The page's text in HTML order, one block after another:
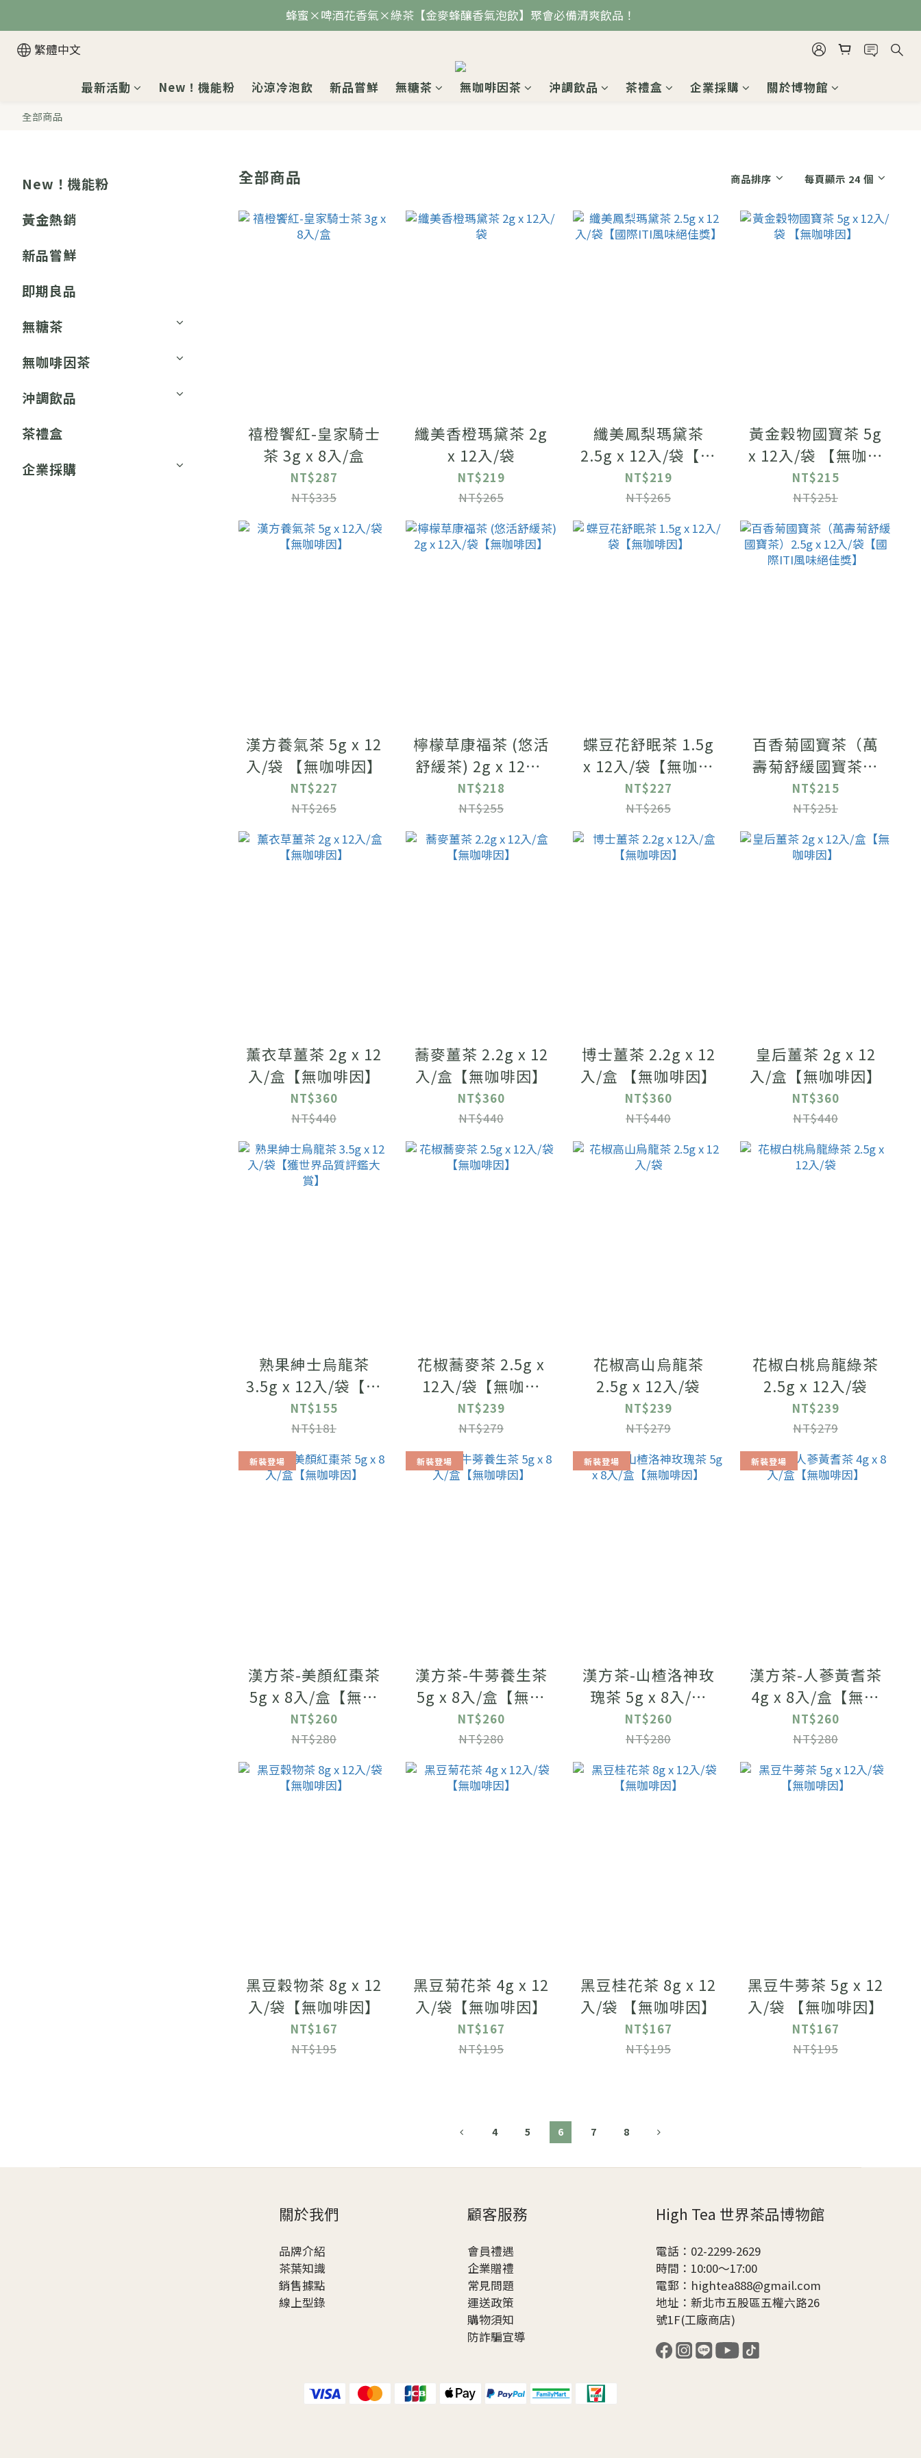
蜂蜜×啤酒花香氣×綠茶【金麥蜂釀香氣泡飲】聚會必備清爽飲品！
繁體中文
最新活動 New！機能粉 沁涼冷泡飲 新品嘗鮮 無糖茶 無咖啡因茶 沖調飲品 茶禮盒 企業採購 關於博物館
全部商品
New！機能粉
黃金熱銷
新品嘗鮮
即期良品
無糖茶
無咖啡因茶
沖調飲品
茶禮盒
企業採購
全部商品 商品排序 每頁顯示 24 個
禧橙饗紅-皇家騎士
茶 3g x 8入/盒
NT$287
NT$335
纖美香橙瑪黛茶 2g
x 12入/袋
NT$219
NT$265
纖美鳳梨瑪黛茶
2.5g x 12入/袋【國
際ITI風味絕佳獎】
NT$219
NT$265
黃金穀物國寶茶 5g
x 12入/袋 【無咖啡
因】
NT$215
NT$251
漢方養氣茶 5g x 12
入/袋 【無咖啡因】
NT$227
NT$265
檸檬草康福茶 (悠活
舒緩茶) 2g x 12入/
袋【無咖啡因】
NT$218
NT$255
蝶豆花舒眠茶 1.5g
x 12入/袋【無咖啡
因】
NT$227
NT$265
百香菊國寶茶（萬
壽菊舒緩國寶茶）
2.5g x 12入/袋【國
際ITI風味絕佳獎】
NT$215
NT$251
薰衣草薑茶 2g x 12
入/盒【無咖啡因】
NT$360
NT$440
蕎麥薑茶 2.2g x 12
入/盒【無咖啡因】
NT$360
NT$440
博士薑茶 2.2g x 12
入/盒 【無咖啡因】
NT$360
NT$440
皇后薑茶 2g x 12
入/盒【無咖啡因】
NT$360
NT$440
熟果紳士烏龍茶
3.5g x 12入/袋【獲
世界品質評鑑大
賞】
NT$155
NT$181
花椒蕎麥茶 2.5g x
12入/袋【無咖啡
因】
NT$239
NT$279
花椒高山烏龍茶
2.5g x 12入/袋
NT$239
NT$279
花椒白桃烏龍綠茶
2.5g x 12入/袋
NT$239
NT$279
新裝登場
漢方茶-美顏紅棗茶
5g x 8入/盒【無咖
啡因】
NT$260
NT$280
新裝登場
漢方茶-牛蒡養生茶
5g x 8入/盒【無咖
啡因】
NT$260
NT$280
新裝登場
漢方茶-山楂洛神玫
瑰茶 5g x 8入/盒
【無咖啡因】
NT$260
NT$280
新裝登場
漢方茶-人蔘黃耆茶
4g x 8入/盒【無咖
啡因】
NT$260
NT$280
黑豆穀物茶 8g x 12
入/袋【無咖啡因】
NT$167
NT$195
黑豆菊花茶 4g x 12
入/袋【無咖啡因】
NT$167
NT$195
黑豆桂花茶 8g x 12
入/袋 【無咖啡因】
NT$167
NT$195
黑豆牛蒡茶 5g x 12
入/袋 【無咖啡因】
NT$167
NT$195
4 5 6 7 8
關於我們
品牌介紹
茶葉知識
銷售據點
線上型錄
顧客服務
會員禮遇
企業贈禮
常見問題
運送政策
購物須知
防詐騙宣導
High Tea 世界茶品博物館
電話：02-2299-2629
時間：10:00～17:00
電郵：hightea888@gmail.com
地址：新北市五股區五權六路26
號1F(工廠商店)